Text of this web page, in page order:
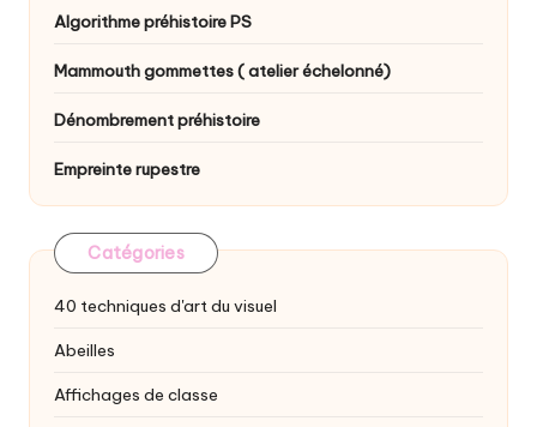
Algorithme préhistoire PS
Mammouth gommettes ( atelier échelonné)
Dénombrement préhistoire
Empreinte rupestre
Catégories
40 techniques d'art du visuel
Abeilles
Affichages de classe